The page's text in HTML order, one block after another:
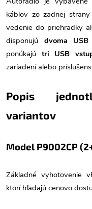
káblov zo zadnej
vedenie do priehradky
disponujú dvoma
ponúkajú tri USB
zariadení alebo
Popis
variantov
Model P9002CP
Základné vyhotovenie
ktorí hľadajú cenovo